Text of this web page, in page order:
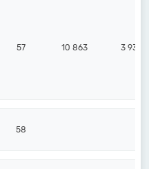
57 10 863 3 933
58